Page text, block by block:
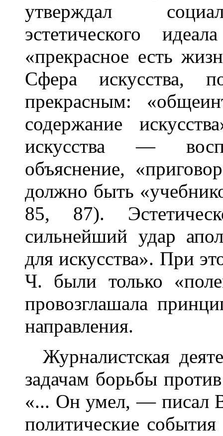
утверждал
эстетического
«прекрасное есть
Сфера искусства,
прекрасным:
содержание
искусства —
объяснение,
должно быть
85, 87).
сильнейший удар
для искусства». При
Ч. были только
провозглашала
направления.
Журналистская
задачам борьбы
«... Он умел, — писал
политические